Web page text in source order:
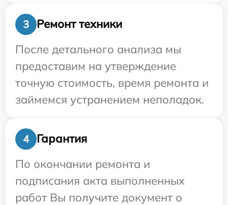
3
Ремонт техники
После детального анализа мы
предоставим на утверждение
точную стоимость, время ремонта и
займемся устранением неполадок.
4
Гарантия
По окончании ремонта и
подписания акта выполненных
работ Вы получите документ о